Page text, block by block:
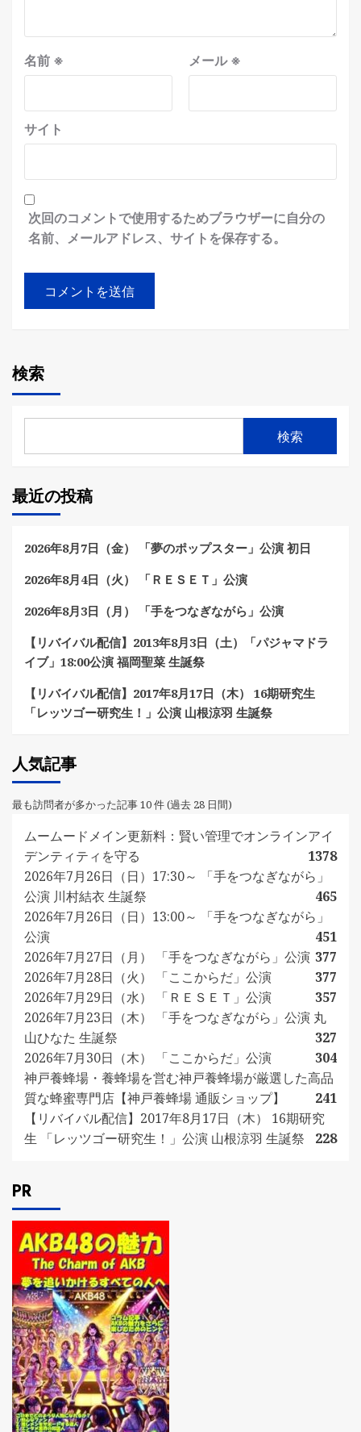
名前 ※ メール※
サイト
次回のコメントで使用するためブラウザーに自分の
名前、メールアドレス、サイトを保存する。
検索
検索
最近の投稿
2026年8月7日（金） 「夢のポップスター」公演 初日
2026年8月4日（火） 「ＲＥＳＥＴ」公演
2026年8月3日（月） 「手をつなぎながら」公演
【リバイバル配信】2013年8月3日（土）「パジャマドラ
イブ」18:00公演 福岡聖菜 生誕祭
【リバイバル配信】2017年8月17日（木） 16期研究生
「レッツゴー研究生！」公演 山根涼羽 生誕祭
人気記事
最も訪問者が多かった記事 10 件 (過去 28 日間)
ムームードメイン更新料：賢い管理でオンラインアイ
デンティティを守る
1378
2026年7月26日（日）17:30～ 「手をつなぎながら」
公演 川村結衣 生誕祭
465
2026年7月26日（日）13:00～ 「手をつなぎながら」
公演
451
2026年7月27日（月） 「手をつなぎながら」公演 377
2026年7月28日（火） 「ここからだ」公演
377
2026年7月29日（水） 「ＲＥＳＥＴ」公演
357
2026年7月23日（木） 「手をつなぎながら」公演 丸
山ひなた 生誕祭
327
2026年7月30日（木） 「ここからだ」公演
304
神戸養蜂場・養蜂場を営む神戸養蜂場が厳選した高品
質な蜂蜜専門店【神戸養蜂場 通販ショップ】
241
【リバイバル配信】2017年8月17日（木） 16期研究
生 「レッツゴー研究生！」公演 山根涼羽 生誕祭
228
PR